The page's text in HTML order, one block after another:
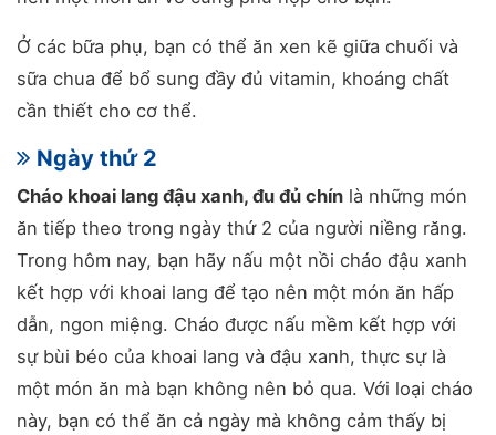
Ở các bữa phụ, bạn có thể ăn xen kẽ giữa chuối và
sữa chua để bổ sung đầy đủ vitamin, khoáng chất
cần thiết cho cơ thể.
Ngày thứ 2
Cháo khoai lang đậu xanh, đu đủ chín là những món
ăn tiếp theo trong ngày thứ 2 của người niềng răng.
Trong hôm nay, bạn hãy nấu một nồi cháo đậu xanh
kết hợp với khoai lang để tạo nên một món ăn hấp
dẫn, ngon miệng. Cháo được nấu mềm kết hợp với
sự bùi béo của khoai lang và đậu xanh, thực sự là
một món ăn mà bạn không nên bỏ qua. Với loại cháo
này, bạn có thể ăn cả ngày mà không cảm thấy bị